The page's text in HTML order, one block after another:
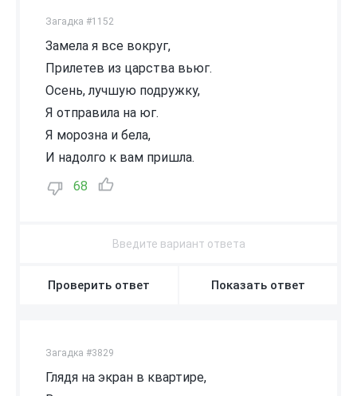
Загадка #1152
Замела я все вокруг,
Прилетев из царства вьюг.
Осень, лучшую подружку,
Я отправила на юг.
Я морозна и бела,
И надолго к вам пришла.
68
Проверить ответ Показать ответ
Загадка #3829
Глядя на экран в квартире,